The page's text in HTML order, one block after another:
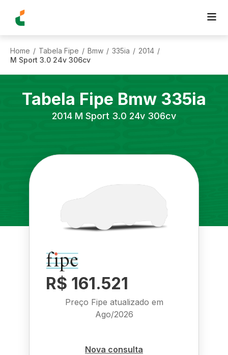
Home / Tabela Fipe / Bmw / 335ia / 2014 /
M Sport 3.0 24v 306cv
Tabela Fipe Bmw 335ia
2014 M Sport 3.0 24v 306cv
R$ 161.521
Preço Fipe atualizado em
Ago/2026
Nova consulta